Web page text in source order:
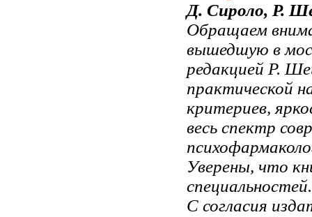
Д. Сироло, Р.
Обращаем
вышедшую в
редакцией Р.
практической
критериев,
весь спектр
Уверены, что
специальностей.
С согласия